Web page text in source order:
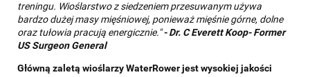
treningu. Wioślarstwo z siedzeniem przesuwanym używa
bardzo dużej masy mięśniowej, ponieważ mięśnie górne, dolne
oraz tułowia pracują energicznie."-Dr. C Everett Koop- Former
US Surgeon General
Główną zaletą wioślarzy WaterRower jest wysokiej jakości